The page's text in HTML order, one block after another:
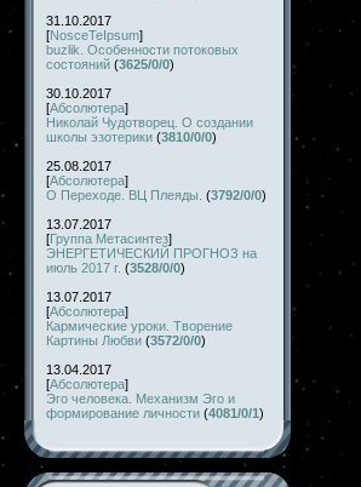
31.10.2017
[NosceTeIpsum]
buzlik. Особенности потоковых
состояний (3625/0/0)
30.10.2017
[Абсолютера]
Николай Чудотворец. О создании
школы эзотерики (3810/0/0)
25.08.2017
[Абсолютера]
О Переходе. ВЦ Плеяды. (3792/0/0)
13.07.2017
[Группа Метасинтез]
ЭНЕРГЕТИЧЕСКИЙ ПРОГНОЗ на
июль 2017 г. (3528/0/0)
13.07.2017
[Абсолютера]
Кармические уроки. Творение
Картины Любви (3572/0/0)
13.04.2017
[Абсолютера]
Эго человека. Механизм Эго и
формирование личности (4081/0/1)